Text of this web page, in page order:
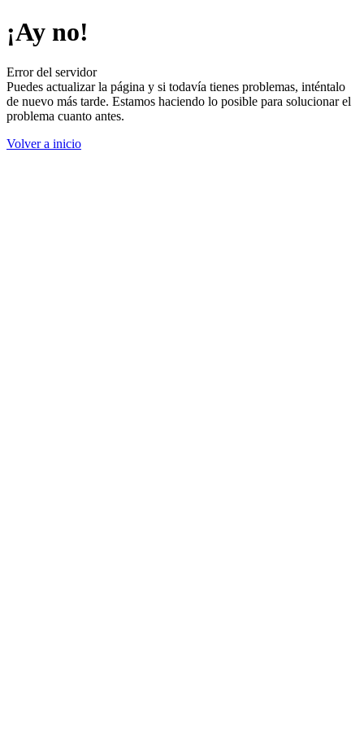
¡Ay no!
Error del servidor
Puedes actualizar la página y si todavía tienes problemas, inténtalo
de nuevo más tarde. Estamos haciendo lo posible para solucionar el
problema cuanto antes.
Volver a inicio